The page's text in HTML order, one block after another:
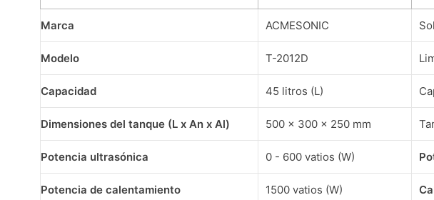
Marca ACMESONIC
Modelo T-2012D
Capacidad 45 litros (L)
Dimensiones del tanque (L x An x Al) 500 x 300 x 250 mm
Potencia ultrasónica 0 - 600 vatios (W)
Potencia de calentamiento 1500 vatios (W)